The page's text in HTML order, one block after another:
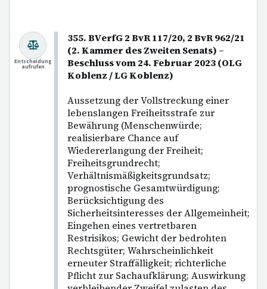
355. BVerfG 2 BvR 117/20, 2 BvR 962/21
(2. Kammer des Zweiten Senats) –
Beschluss vom 24. Februar 2023 (OLG
Koblenz / LG Koblenz)
Aussetzung der Vollstreckung einer
lebenslangen Freiheitsstrafe zur
Bewährung (Menschenwürde;
realisierbare Chance auf
Wiedererlangung der Freiheit;
Freiheitsgrundrecht;
Verhältnismäßigkeitsgrundsatz;
prognostische Gesamtwürdigung;
Berücksichtigung des
Sicherheitsinteresses der Allgemeinheit;
Eingehen eines vertretbaren
Restrisikos; Gewicht der bedrohten
Rechtsgüter; Wahrscheinlichkeit
erneuter Straffälligkeit; richterliche
Pflicht zur Sachaufklärung; Auswirkung
Entscheidung
aufrufen